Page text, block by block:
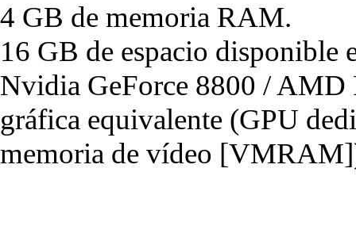
4 GB de memoria RAM.
16 GB de espacio disponible
Nvidia GeForce 8800 / AMD
gráfica equivalente (GPU
memoria de vídeo